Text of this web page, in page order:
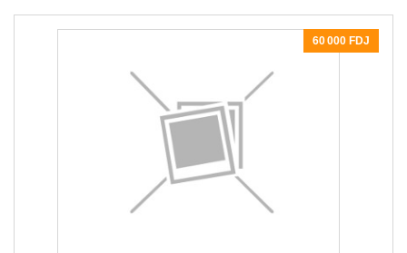
60 000 FDJ